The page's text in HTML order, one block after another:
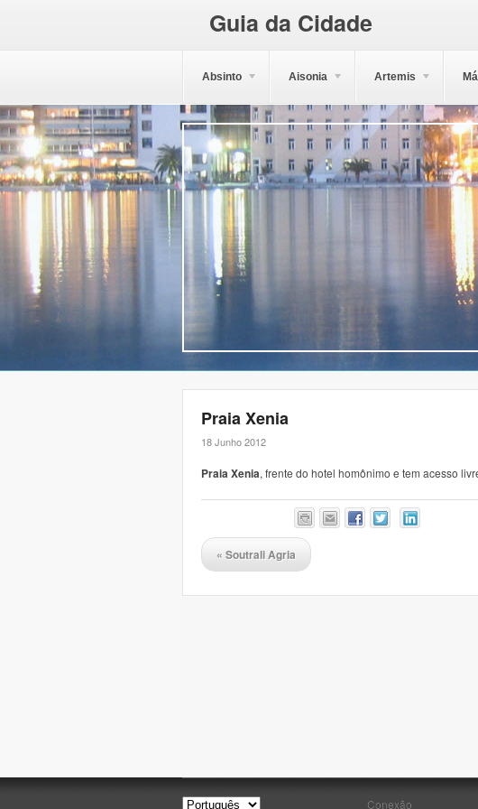
Guia da Cidade
Absinto Aisonia Artemis
Praia Xenia
18 Junho 2012
Praia Xenia, frente do hotel homônimo e tem acesso
« Soutrali Agria
Conexão